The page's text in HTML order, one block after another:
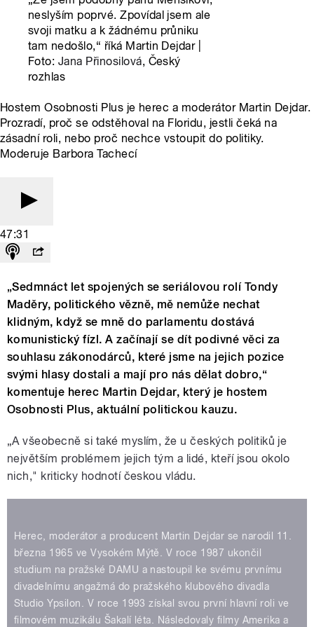
neslyším poprvé. Zpovídal jsem ale
svoji matku a k žádnému průniku
tam nedošlo,“ říká Martin Dejdar |
Foto: Jana Přinosilová, Český
rozhlas
Hostem Osobnosti Plus je herec a moderátor Martin Dejdar.
Prozradí, proč se odstěhoval na Floridu, jestli čeká na
zásadní roli, nebo proč nechce vstoupit do politiky.
Moderuje Barbora Tachecí
47:31
„Sedmnáct let spojených se seriálovou rolí Tondy
Maděry, politického vězně, mě nemůže nechat
klidným, když se mně do parlamentu dostává
komunistický fízl. A začínají se dít podivné věci za
souhlasu zákonodárců, které jsme na jejich pozice
svými hlasy dostali a mají pro nás dělat dobro,“
komentuje herec Martin Dejdar, který je hostem
Osobnosti Plus, aktuální politickou kauzu.
„A všeobecně si také myslím, že u českých politiků je
největším problémem jejich tým a lidé, kteří jsou okolo
nich," kriticky hodnotí českou vládu.
Herec, moderátor a producent Martin Dejdar se narodil 11.
března 1965 ve Vysokém Mýtě. V roce 1987 ukončil
studium na pražské DAMU a nastoupil ke svému prvnímu
divadelnímu angažmá do pražského klubového divadla
Studio Ypsilon. V roce 1993 získal svou první hlavní roli ve
filmovém muzikálu Šakalí léta. Následovaly filmy Amerika a